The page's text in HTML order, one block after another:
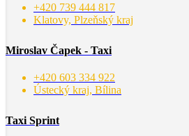
+420 739 444 817
Klatovy, Plzeňský kraj
Miroslav Čapek - Taxi
+420 603 334 922
Ústecký kraj, Bílina
Taxi Sprint